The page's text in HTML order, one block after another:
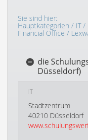
Sie sind hier:
Hauptkategorien / IT/
Financial Office /
die
Düsseldorf)
IT
Stadtzentrum
40210 Düsseldorf